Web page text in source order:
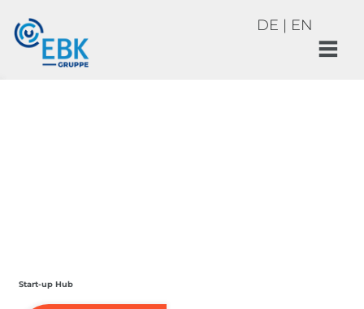
DE | EN
Start-up Hub